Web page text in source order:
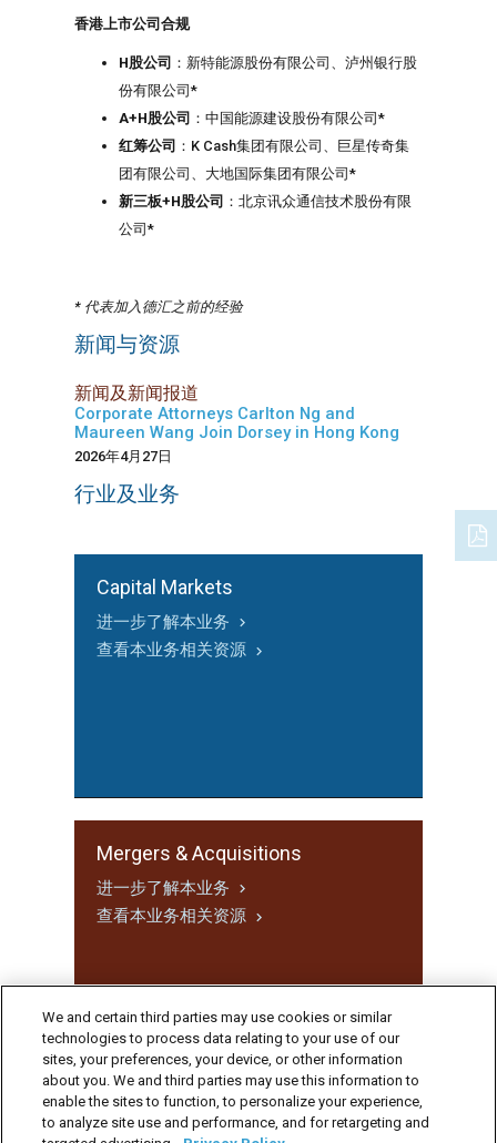
香港上市公司合规
H股公司 ：新特能源股份有限公司、泸州银行股
份有限公司*
A+H股公司 ：中国能源建设股份有限公司*
红筹公司 ：K Cash集团有限公司、巨星传奇集
团有限公司、大地国际集团有限公司*
新三板+H股公司 ：北京讯众通信技术股份有限
公司*
* 代表加入德汇之前的经验
新闻与资源
新闻及新闻报道
Corporate Attorneys Carlton Ng and
Maureen Wang Join Dorsey in Hong Kong
2026年4月27日
行业及业务
Capital Markets
进一步了解本业务
查看本业务相关资源
Mergers & Acquisitions
Mergers & Acquisitions
进一步了解本业务
查看本业务相关资源
We and certain third parties may use cookies or similar
technologies to process data relating to your use of our
sites, your preferences, your device, or other information
about you. We and third parties may use this information to
enable the sites to function, to personalize your experience,
to analyze site use and performance, and for retargeting and